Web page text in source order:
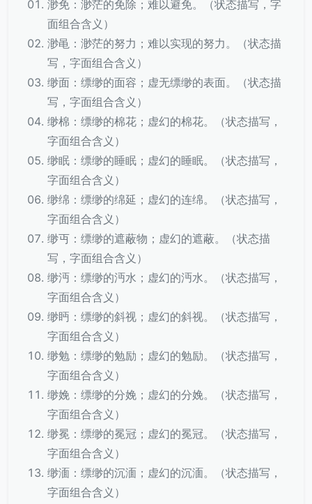
渺免：渺茫的免除；难以避免。（状态描写，字
面组合含义）
渺黾：渺茫的努力；难以实现的努力。（状态描
写，字面组合含义）
缈面：缥缈的面容；虚无缥缈的表面。（状态描
写，字面组合含义）
缈棉：缥缈的棉花；虚幻的棉花。（状态描写，
字面组合含义）
缈眠：缥缈的睡眠；虚幻的睡眠。（状态描写，
字面组合含义）
缈绵：缥缈的绵延；虚幻的连绵。（状态描写，
字面组合含义）
缈丏：缥缈的遮蔽物；虚幻的遮蔽。（状态描
写，字面组合含义）
缈沔：缥缈的沔水；虚幻的沔水。（状态描写，
字面组合含义）
缈眄：缥缈的斜视；虚幻的斜视。（状态描写，
字面组合含义）
缈勉：缥缈的勉励；虚幻的勉励。（状态描写，
字面组合含义）
缈娩：缥缈的分娩；虚幻的分娩。（状态描写，
字面组合含义）
缈冕：缥缈的冕冠；虚幻的冕冠。（状态描写，
字面组合含义）
缈湎：缥缈的沉湎；虚幻的沉湎。（状态描写，
字面组合含义）